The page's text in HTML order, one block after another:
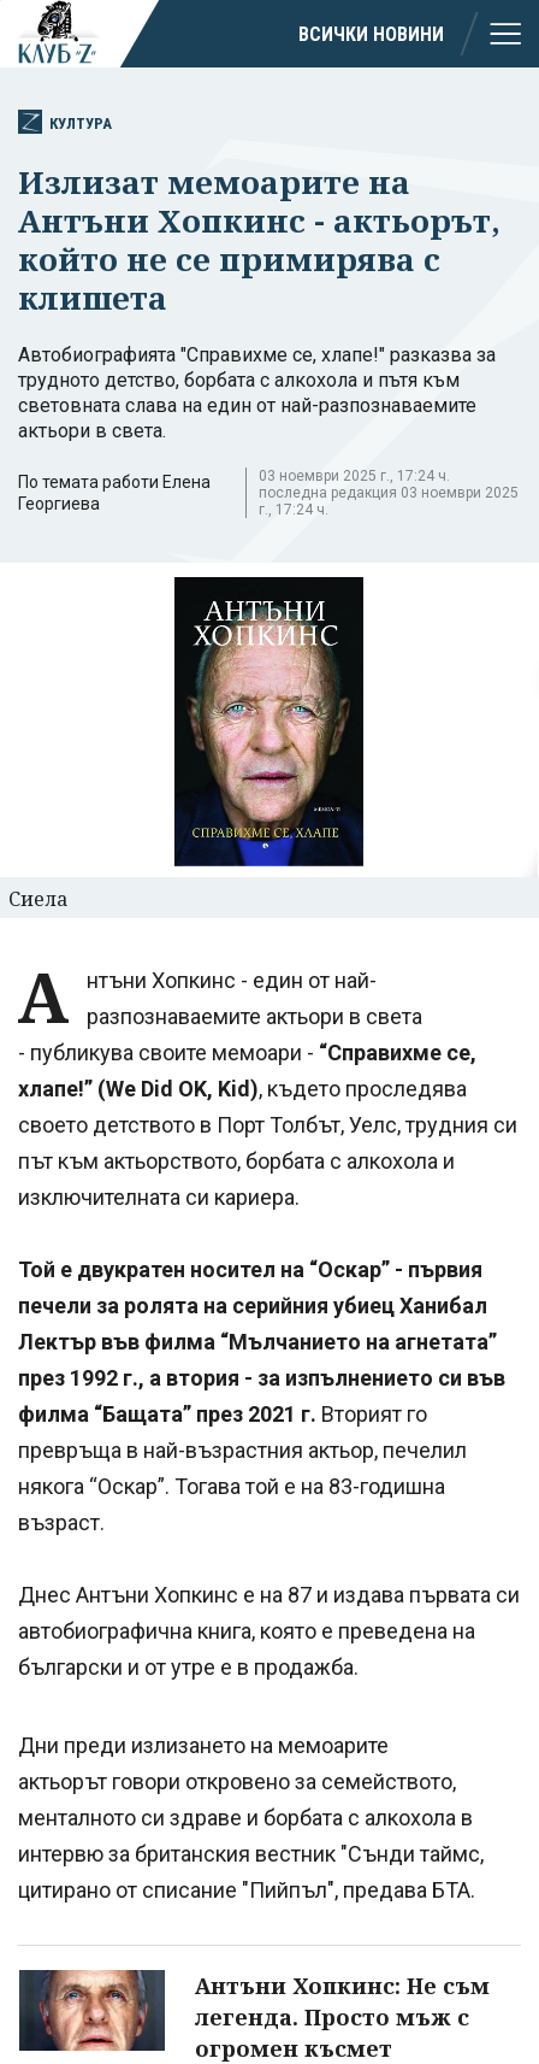
ВСИЧКИ НОВИНИ
КУЛТУРА
Излизат мемоарите на
Антъни Хопкинс - актьорът,
който не се примирява с
клишета
Автобиографията "Справихме се, хлапе!" разказва за
трудното детство, борбата с алкохола и пътя към
световната слава на един от най-разпознаваемите
актьори в света.
По темата работи Елена
Георгиева
03 ноември 2025 г., 17:24 ч.
последна редакция 03 ноември 2025
г., 17:24 ч.
Сиела
А
нтъни Хопкинс - един от най-
разпознаваемите актьори в света
- публикува своите мемоари - “Справихме се,
хлапе!” (We Did OK, Kid), където проследява
своето детството в Порт Толбът, Уелс, трудния си
път към актьорството, борбата с алкохола и
изключителната си кариера.
Той е двукратен носител на “Оскар” - първия
печели за ролята на серийния убиец Ханибал
Лектър във филма “Мълчанието на агнетата”
през 1992 г., а втория - за изпълнението си във
филма “Бащата” през 2021 г. Вторият го
превръща в най-възрастния актьор, печелил
някога “Оскар”. Тогава той е на 83-годишна
възраст.
Днес Антъни Хопкинс е на 87 и издава първата си
автобиографична книга, която е преведена на
български и от утре е в продажба.
Дни преди излизането на мемоарите
актьорът говори откровено за семейството,
менталното си здраве и борбата с алкохола в
интервю за британския вестник "Сънди таймс,
цитирано от списание "Пийпъл", предава БТА.
Антъни Хопкинс: Не съм
легенда. Просто мъж с
огромен късмет